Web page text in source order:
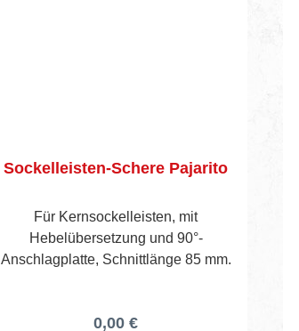
Sockelleisten-Schere Pajarito
Für Kernsockelleisten, mit
Hebelübersetzung und 90°-
Anschlagplatte, Schnittlänge 85 mm.
0,00 €